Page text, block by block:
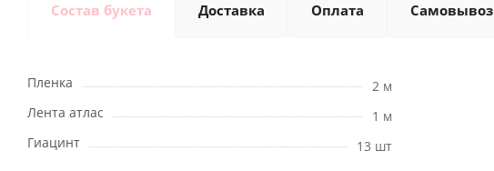
Состав букета Доставка Оплата Самовывоз
Пленка
2 м
Лента атлас
1 м
Гиацинт
13 шт